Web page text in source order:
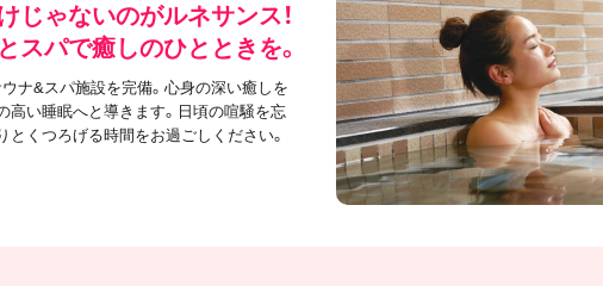
じゃないのがルネサンス！
スパで癒しのひとときを。
ナ&スパ施設を完備。心身の深い癒しを
高い睡眠へと導きます。日頃の喧騒を忘
とくつろげる時間をお過ごしください。